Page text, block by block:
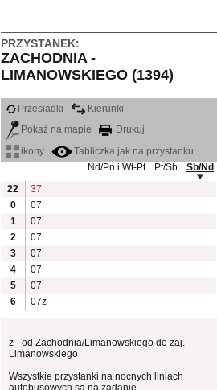
PRZYSTANEK:
ZACHODNIA -
LIMANOWSKIEGO (1394)
Przesiadki
Kierunki
Pokaż na mapie
Drukuj
ikony
Tabliczka jak na przystanku
Nd/Pn i Wt-Pt
Pt/Sb
Sb/Nd
22
37
0
07
1
07
2
07
3
07
4
07
5
07
6
07z
z - od Zachodnia/Limanowskiego do zaj.
Limanowskiego
Wszystkie przystanki na nocnych liniach
autobusowych są na żądanie.